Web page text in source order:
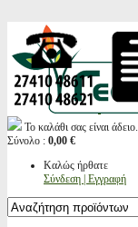
Το καλάθι σας είναι άδειο.
Σύνολο : 0,00 €
Καλώς ήρθατε
Σύνδεση | Εγγραφή